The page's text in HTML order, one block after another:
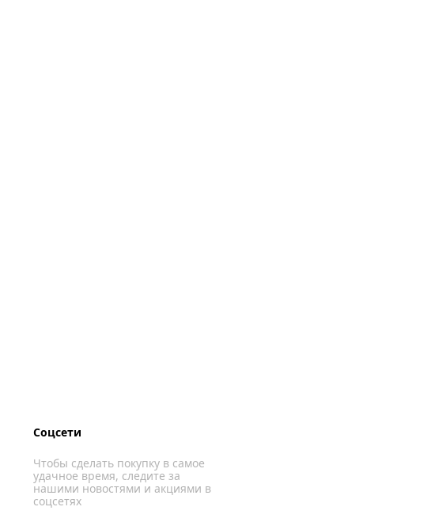
Соцсети
Чтобы сделать покупку в самое
удачное время, следите за
нашими новостями и акциями в
соцсетях